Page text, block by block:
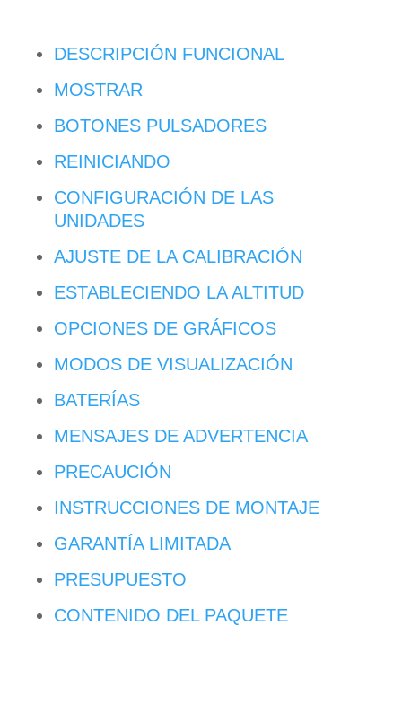
DESCRIPCIÓN FUNCIONAL
MOSTRAR
BOTONES PULSADORES
REINICIANDO
CONFIGURACIÓN DE LAS
UNIDADES
AJUSTE DE LA CALIBRACIÓN
ESTABLECIENDO LA ALTITUD
OPCIONES DE GRÁFICOS
MODOS DE VISUALIZACIÓN
BATERÍAS
MENSAJES DE ADVERTENCIA
PRECAUCIÓN
INSTRUCCIONES DE MONTAJE
GARANTÍA LIMITADA
PRESUPUESTO
CONTENIDO DEL PAQUETE